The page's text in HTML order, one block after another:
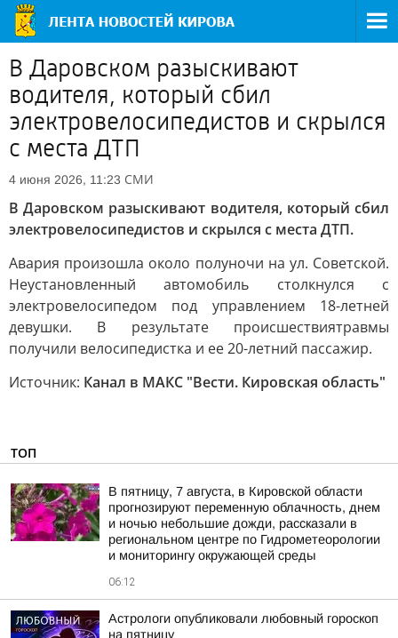
В Даровском разыскивают
водителя, который сбил
электровелосипедистов и скрылся
с места ДТП
4 июня 2026, 11:23 СМИ
В Даровском разыскивают водителя, который сбил
электровелосипедистов и скрылся с места ДТП.
Авария произошла около полуночи на ул. Советской.
Неустановленный автомобиль столкнулся с
электровелосипедом под управлением 18-летней
девушки. В результате происшествиятравмы
получили велосипедистка и ее 20-летний пассажир.
Источник: Канал в МАКС "Вести. Кировская область"
ТОП
В пятницу, 7 августа, в Кировской области
прогнозируют переменную облачность, днем
и ночью небольшие дожди, рассказали в
региональном центре по Гидрометеорологии
и мониторингу окружающей среды
06:12
Астрологи опубликовали любовный гороскоп
на пятницу